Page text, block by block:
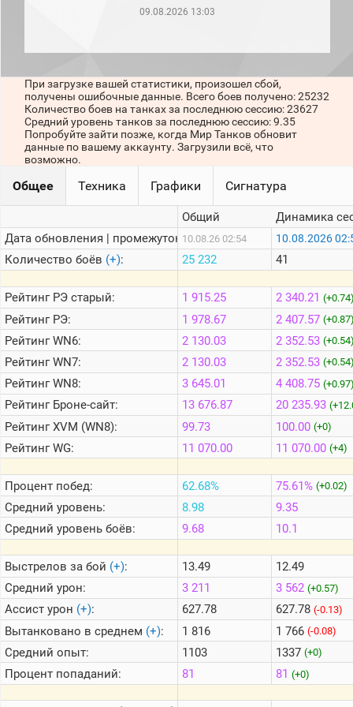
месяц)
игроков
последние
сессии)
1000
стримеров
Информация
Онлайн
Цветовая
шкала
Теlegram
ВК
Портал
Мира
09.08.2026 13:03
При загрузке вашей статистики, произошел сбой,
получены ошибочные данные. Всего боев получено: 25232
Количество боев на танках за последнюю сессию: 23627
Средний уровень танков за последнюю сессию: 9.35
Попробуйте зайти позже, когда Мир Танков обновит
данные по вашему аккаунту. Загрузили всё, что
возможно.
Общее Техника Графики Сигнатура
Дата обновления | промежуток:
Количество боёв (+):
РейтингРЭ старый:
РейтингРЭ:
РейтингWN6:
РейтингWN7:
РейтингWN8:
РейтингБроне-сайт:
РейтингXVM (WN8):
РейтингWG:
Процент побед:
Средний уровень:
Средний уровень боёв:
Выстрелов за бой (+):
Средний урон:
Ассист урон (+):
Вытанковано в среднем (+):
Средний опыт:
Процент попаданий:
Общий
10.08.26 02:54
25 232
1 915.25
1 978.67
2 130.03
2 130.03
3 645.01
13 676.87
99.73
11 070.00
62.68%
8.98
9.68
13.49
3 211
627.78
1 816
1103
81
Динамика
10.08.2026
41
2 340.21
2 407.57
2 352.53
2 352.53
4 408.75
20 235.93
100.00 (+0)
11 070.00 (+4)
75.61% (+0.02)
9.35
10.1
12.49
3 562 (+0.57)
627.78 (-0.13)
1 766 (-0.08)
1337 (+0)
81 (+0)